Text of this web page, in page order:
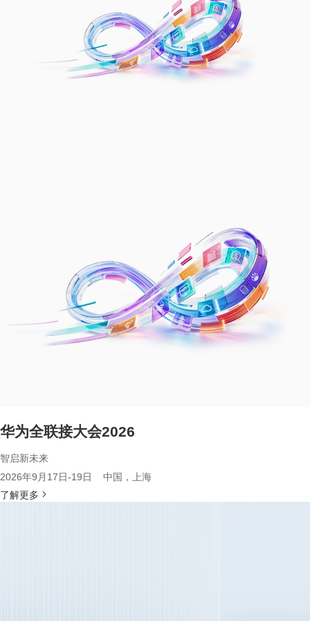
华为全联接大会2026
智启新未来
2026年9月17日-19日 中国，上海
了解更多